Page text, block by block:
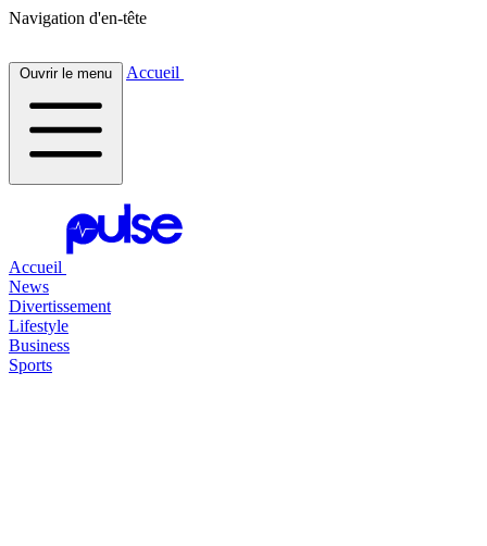
Navigation d'en-tête
Ouvrir le menu Accueil
Accueil
News
Divertissement
Lifestyle
Business
Sports